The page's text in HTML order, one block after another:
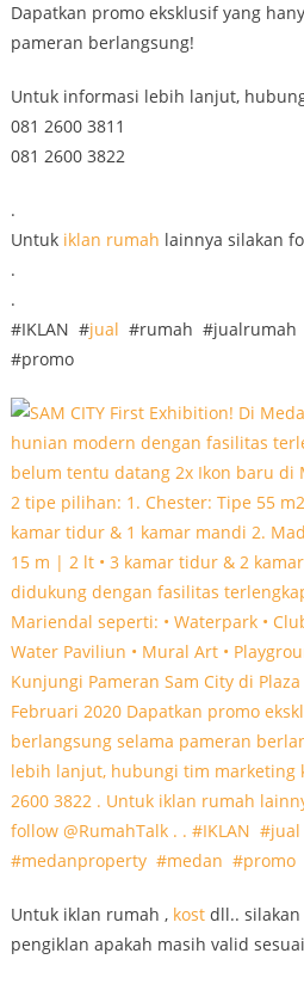
Dapatkan promo eksklusif yang
pameran berlangsung!
Untuk informasi lebih lanjut,
081 2600 3811
081 2600 3822
.
Untuk iklan rumah lainnya silakan
.
.
#IKLAN #jual #rumah #jualrumah
#promo
Untuk iklan rumah , kostdll.. silakan
pengiklan apakah masih valid